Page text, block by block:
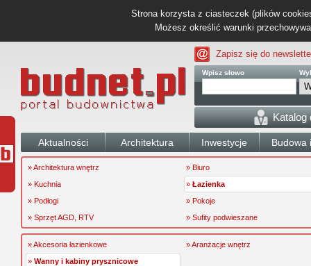
Strona korzysta z ciasteczek (plików
Możesz określić warunki
Zapisz się do
Wpisz słowo
Katalog
Aktualności Architektura Inwestycje Budowa
» Architektura wnętrz
» Biuro
» Kuchnia
» Łazienka
» Podłogi
» Pokoje
» Sprzęt AGD, RTV
» Sufity podwieszane
» Akcesoria łazienkowe
» Aranżacje wnętrz
» Wanny i kabiny prysznicowe